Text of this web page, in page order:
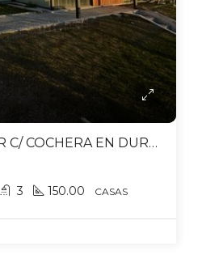
CASA EN ALQUILER C/ COCHERA EN DURAZNO
3 150.00 CASAS